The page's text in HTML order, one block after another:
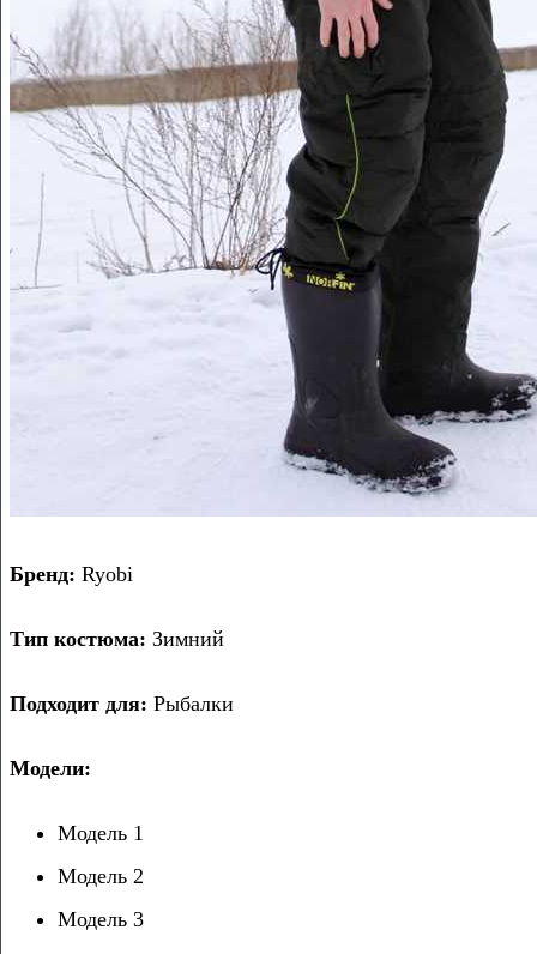
Бренд: Ryobi
Тип костюма: Зимний
Подходит для: Рыбалки
Модели:
Модель 1
Модель 2
Модель 3